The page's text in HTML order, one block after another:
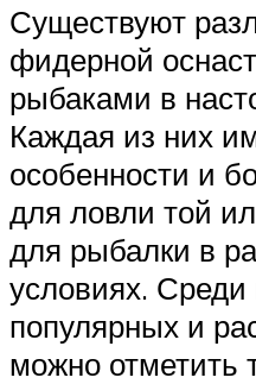
Существуют
фидерной
рыбаками в
Каждая из них
особенности и
для ловли той
для рыбалки в
условиях.
популярных и
можно отметить